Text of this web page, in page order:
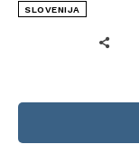
SLOVENIJA